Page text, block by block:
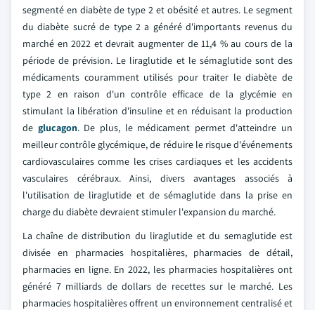
segmenté en diabète de type 2 et obésité et autres. Le segment
du diabète sucré de type 2 a généré d'importants revenus du
marché en 2022 et devrait augmenter de 11,4 % au cours de la
période de prévision. Le liraglutide et le sémaglutide sont des
médicaments couramment utilisés pour traiter le diabète de
type 2 en raison d'un contrôle efficace de la glycémie en
stimulant la libération d'insuline et en réduisant la production
de glucagon. De plus, le médicament permet d'atteindre un
meilleur contrôle glycémique, de réduire le risque d'événements
cardiovasculaires comme les crises cardiaques et les accidents
vasculaires cérébraux. Ainsi, divers avantages associés à
l'utilisation de liraglutide et de sémaglutide dans la prise en
charge du diabète devraient stimuler l'expansion du marché.
La chaîne de distribution du liraglutide et du semaglutide est
divisée en pharmacies hospitalières, pharmacies de détail,
pharmacies en ligne. En 2022, les pharmacies hospitalières ont
généré 7 milliards de dollars de recettes sur le marché. Les
pharmacies hospitalières offrent un environnement centralisé et